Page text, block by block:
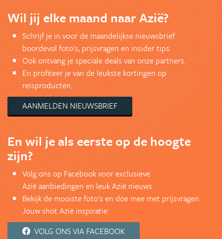
Wil jij elke maand naar Azië?
Schrijf je in voor de maandelijkse nieuwsbrief
boordevol foto's, prijsvragen en insider tips.
Ook ontvang je speciale deals van onze partners.
En profiteer je van de leukste kortingen op
reisproducten.
AANMELDEN NIEUWSBRIEF
En wil je als eerste op de hoogte
zijn?
Volg ons op Facebook voor exclusieve
Azië aanbiedingen en leuk Azië nieuws.
Bekijk de mooiste foto's en doe mee met prijsvragen.
Jouw shot Azië inspiratie.
VOLG ONS VIA FACEBOOK